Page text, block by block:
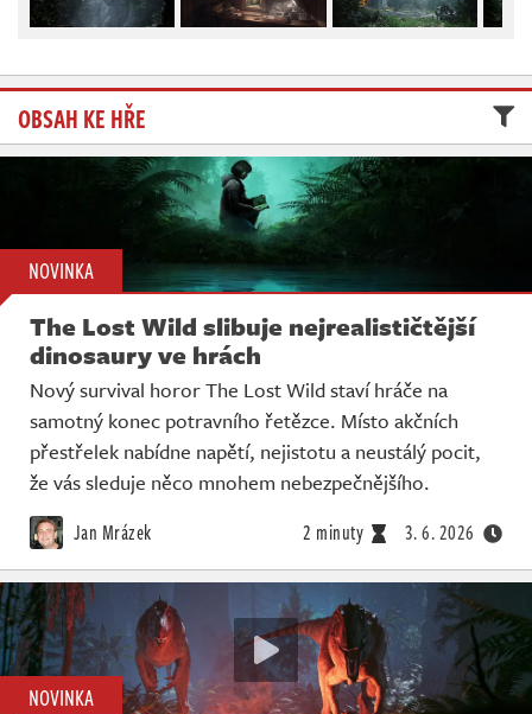
OBSAH KE HŘE
NOVINKA
The Lost Wild slibuje nejrealističtější
dinosaury ve hrách
Nový survival horor The Lost Wild staví hráče na
samotný konec potravního řetězce. Místo akčních
přestřelek nabídne napětí, nejistotu a neustálý pocit,
že vás sleduje něco mnohem nebezpečnějšího.
Jan Mrázek 2 minuty 3. 6. 2026
NOVINKA